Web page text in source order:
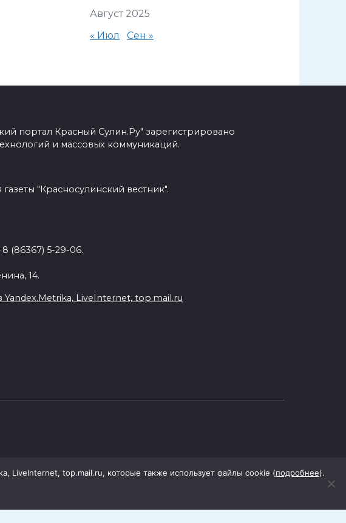
Август 2025
« Июл Сен »
портал Красный Сулин.Ру" зарегистрировано
и массовых коммуникаций.
"Красносулинский вестник".
(86367) 5-29-06.
14.
LiveInternet, top.mail.ru
LiveInternet, top.mail.ru, которые также использует файлы cookie (подробнее).